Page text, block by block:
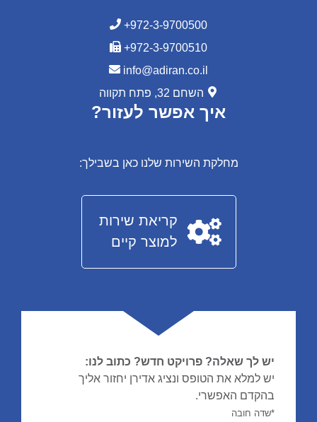
+972-3-9700500
+972-3-9700510
info@adiran.co.il
השחם 32, פתח תקווה
איך אפשר לעזור?
מחלקת השירות שלנו כאן בשבילך:
קריאת שירות
למוצר קיים
יש לך שאלה? פרויקט חדש? כתוב לנו:
יש למלא את הטופס ונציג אדירן יחזור אליך
בהקדם האפשרי.
*שדה חובה